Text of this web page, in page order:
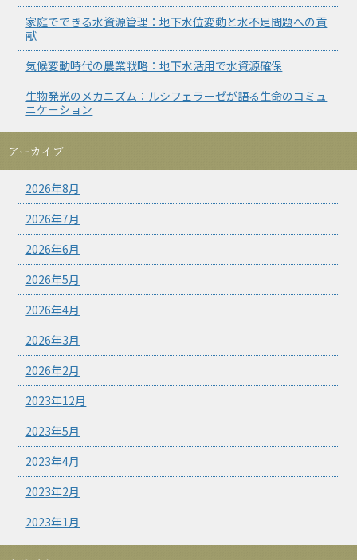
家庭でできる水資源管理：地下水位変動と水不足問題への貢
献
気候変動時代の農業戦略：地下水活用で水資源確保
生物発光のメカニズム：ルシフェラーゼが語る生命のコミュ
ニケーション
アーカイブ
2026年8月
2026年7月
2026年6月
2026年5月
2026年4月
2026年3月
2026年2月
2023年12月
2023年5月
2023年4月
2023年2月
2023年1月